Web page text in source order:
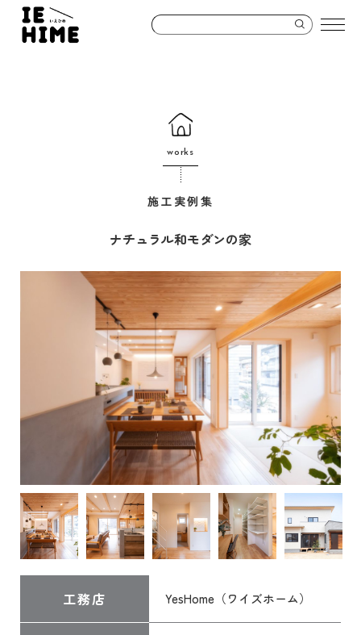
works
施工実例集
ナチュラル和モダンの家
工務店 YesHome（ワイズホーム）